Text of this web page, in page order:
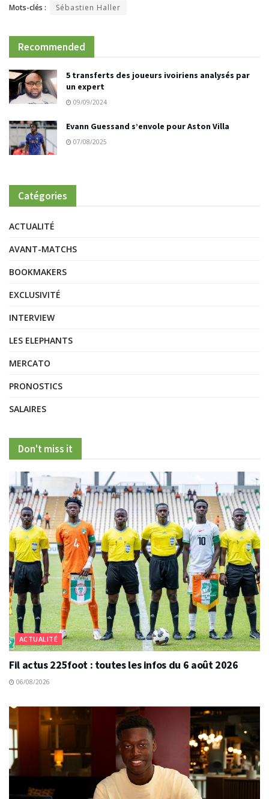
Mots-clés : Sébastien Haller
Recommended
5 transferts des joueurs ivoiriens analysés par
un expert
09/09/2024
Evann Guessand s’envole pour Aston Villa
07/08/2025
Catégories
ACTUALITÉ
AVANT-MATCHS
BOOKMAKERS
EXCLUSIVITÉ
INTERVIEW
LES ELEPHANTS
MERCATO
PRONOSTICS
SALAIRES
Don't miss it
ACTUALITÉ
Fil actus 225foot : toutes les infos du 6 août 2026
06/08/2026